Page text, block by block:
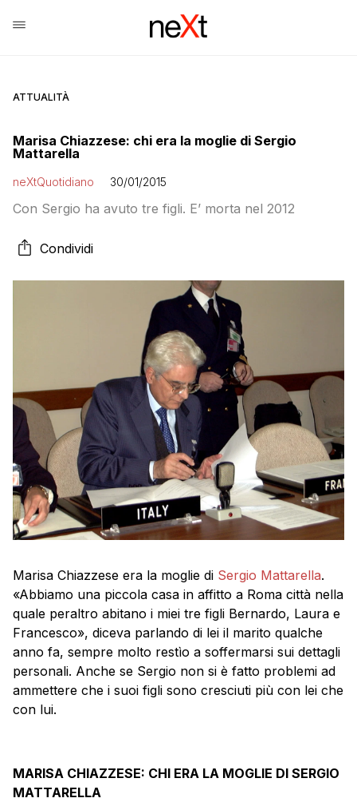
ATTUALITÀ
Marisa Chiazzese: chi era la moglie di Sergio
Mattarella
neXtQuotidiano 30/01/2015
Con Sergio ha avuto tre figli. E’ morta nel 2012
Condividi
Marisa Chiazzese era la moglie di Sergio Mattarella.
«Abbiamo una piccola casa in affitto a Roma città nella
quale peraltro abitano i miei tre figli Bernardo, Laura e
Francesco», diceva parlando di lei il marito qualche
anno fa, sempre molto restìo a soffermarsi sui dettagli
personali. Anche se Sergio non si è fatto problemi ad
ammettere che i suoi figli sono cresciuti più con lei che
con lui.
MARISA CHIAZZESE: CHI ERA LA MOGLIE DI SERGIO
MATTARELLA